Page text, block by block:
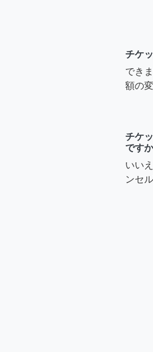
チケ
でき
額の
チケ
です
いい
ンセ